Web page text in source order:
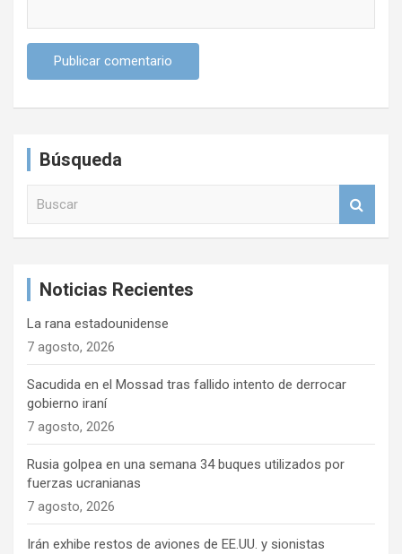
Búsqueda
Noticias Recientes
La rana estadounidense
7 agosto, 2026
Sacudida en el Mossad tras fallido intento de derrocar
gobierno iraní
7 agosto, 2026
Rusia golpea en una semana 34 buques utilizados por
fuerzas ucranianas
7 agosto, 2026
Irán exhibe restos de aviones de EE.UU. y sionistas